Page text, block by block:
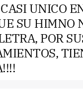
CASI UNICO
SU HIMNO
POR